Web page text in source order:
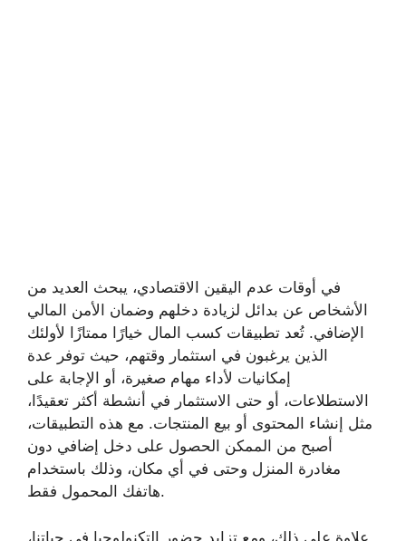
في أوقات عدم اليقين الاقتصادي، يبحث العديد من
الأشخاص عن بدائل لزيادة دخلهم وضمان الأمن المالي
الإضافي. تُعد تطبيقات كسب المال خيارًا ممتازًا لأولئك
الذين يرغبون في استثمار وقتهم، حيث توفر عدة
إمكانيات لأداء مهام صغيرة، أو الإجابة على
الاستطلاعات، أو حتى الاستثمار في أنشطة أكثر تعقيدًا،
مثل إنشاء المحتوى أو بيع المنتجات. مع هذه التطبيقات،
أصبح من الممكن الحصول على دخل إضافي دون
مغادرة المنزل وحتى في أي مكان، وذلك باستخدام
هاتفك المحمول فقط.
علاوة على ذلك، ومع تزايد حضور التكنولوجيا في حياتنا،